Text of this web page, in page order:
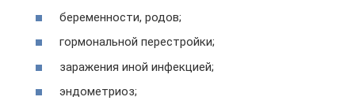
беременности, родов;
гормональной перестройки;
заражения иной инфекцией;
эндометриоз;